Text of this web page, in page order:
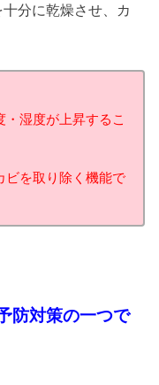
分に乾燥させ、カ
湿度が上昇するこ
を取り除く機能で
防対策の一つで